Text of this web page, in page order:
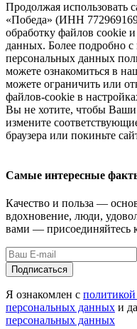
Продолжая использовать
«Победа» (ИНН
обработку файлов cookie и
данных. Более подробно с
персональных данных
можете ознакомиться в
можете ограничить или
файлов-cookie в
Вы не хотите, чтобы Ваши
измените
браузера или покиньте
Самые интересные
Качество и польза —
вдохновение, люди,
вами — присоединяйтесь
Подписаться
Я ознакомлен с
персональных данных и
персональных данных